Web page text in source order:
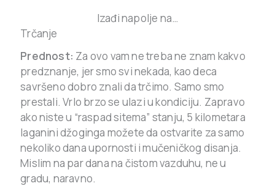
Izađi napolje na…
Trčanje
Prednost: Za ovo vam ne treba ne znam kakvo
predznanje, jer smo svi nekada, kao deca
savršeno dobro znali da trčimo. Samo smo
prestali. Vrlo brzo se ulazi u kondiciju. Zapravo
ako niste u “raspad sitema” stanju, 5 kilometara
laganini džoginga možete da ostvarite za samo
nekoliko dana upornosti i mučeničkog disanja.
Mislim na par dana na čistom vazduhu, ne u
gradu, naravno.